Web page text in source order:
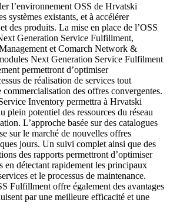
l’environnement OSS de Hrvatski
systèmes existants, et à accélérer
des produits. La mise en place de l’OSS
Generation Service Fulfillment,
et Comarch Network &
Next Generation Service Fulfilment
permettront d’optimiser
de réalisation de services tout
des offres convergentes.
Inventory permettra à Hrvatski
plein potentiel des ressources du réseau
L’approche basée sur des catalogues
sur le marché de nouvelles offres
jours. Un suivi complet ainsi que des
des rapports permettront d’optimiser
en détectant rapidement les principaux
et le processus de maintenance.
Fulfillment offre également des avantages
par une meilleure efficacité et une